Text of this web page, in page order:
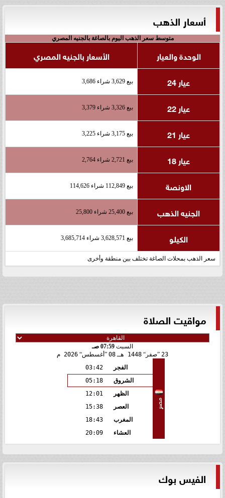
أسعار الذهب
متوسط سعر الذهب اليوم بالصاغة بالجنيه المصري
الوحدة والعيار
الأسعار بالجنيه المصري
عيار 24
بيع 3,629 شراء 3,686
عيار 22 بيع 3,326 شراء 3,379
عيار 21 بيع 3,175 شراء 3,225
عيار 18 بيع 2,721 شراء 2,764
الاونصة بيع 112,849 شراء 114,626
الجنيه الذهب بيع 25,400 شراء 25,800
الكيلو بيع 3,628,571 شراء 3,685,714
سعر الذهب بمحلات الصاغة تختلف بين منطقة وأخرى
مواقيت الصلاة
السبت 07:59 صـ
23 صفر 1448 هـ 08 أغسطس 2026 م
مصر
الفجر
03:42
الشروق
05:18
الظهر
12:01
العصر
15:38
المغرب
18:43
العشاء
20:09
الفيس بوك